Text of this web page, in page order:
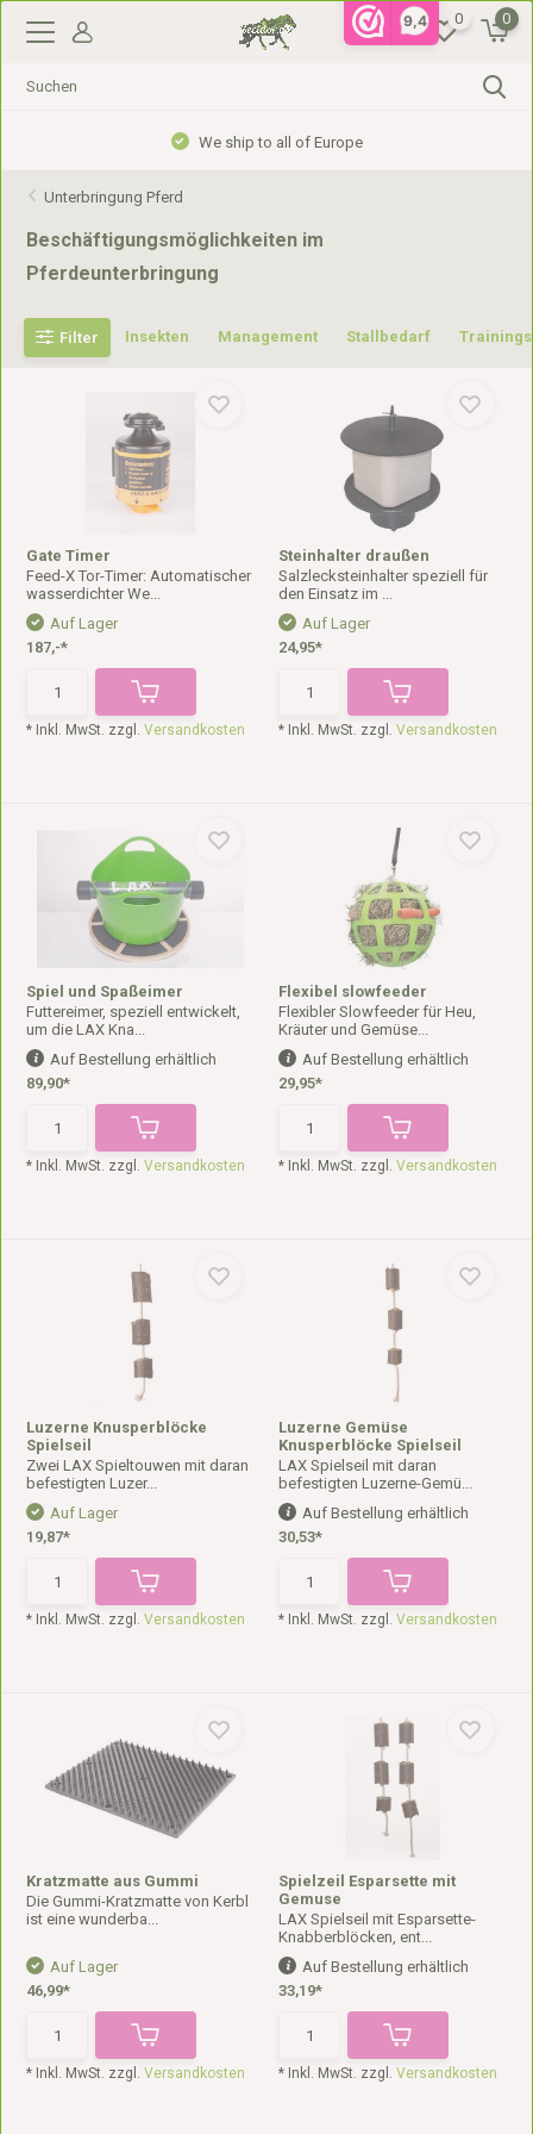
9,4 0 0
We ship to all of Europe
Unterbringung Pferd
Beschäftigungsmöglichkeiten im
Pferdeunterbringung
Filter Insekten Management Stallbedarf
Gate Timer
Feed-X Tor-Timer: Automatischer
wasserdichter We...
Auf Lager
187,-*
* Inkl. MwSt. zzgl.Versandkosten
Steinhalter draußen
Salzlecksteinhalter speziell für
den Einsatz im ...
Auf Lager
24,95*
* Inkl. MwSt. zzgl. Versandkosten
Spiel und Spaßeimer
Futtereimer, speziell entwickelt,
um die LAX Kna...
Auf Bestellung erhältlich
89,90*
* Inkl. MwSt. zzgl.Versandkosten
Flexibel slowfeeder
Flexibler Slowfeeder für Heu,
Kräuter und Gemüse...
Auf Bestellung erhältlich
29,95*
* Inkl. MwSt. zzgl. Versandkosten
Luzerne Knusperblöcke
Spielseil
Zwei LAX Spieltouwen mit daran
befestigten Luzer...
Auf Lager
19,87*
* Inkl. MwSt. zzgl.Versandkosten
Luzerne Gemüse
Knusperblöcke Spielseil
LAX Spielseil mit daran
befestigten Luzerne-Gemü...
Auf Bestellung erhältlich
30,53*
* Inkl. MwSt. zzgl. Versandkosten
Kratzmatte aus Gummi
Die Gummi-Kratzmatte von Kerbl
ist eine wunderba...
Auf Lager
46,99*
* Inkl. MwSt. zzgl.Versandkosten
Spielzeil Esparsette mit
Gemuse
LAX Spielseil mit Esparsette-
Knabberblöcken, ent...
Auf Bestellung erhältlich
33,19*
* Inkl. MwSt. zzgl. Versandkosten